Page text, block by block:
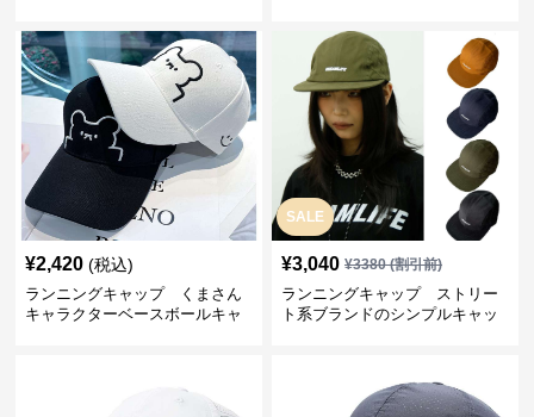
¥2,420 (税込)
ランニングキャップ くまさん
キャラクターベースボールキャ
SALE
¥3,040 ¥3380(割引前)
ランニングキャップ ストリー
ト系ブランドのシンプルキャッ